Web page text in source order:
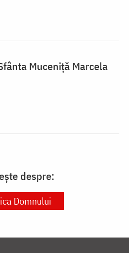
Muceniță Marcela
despre:
Domnului